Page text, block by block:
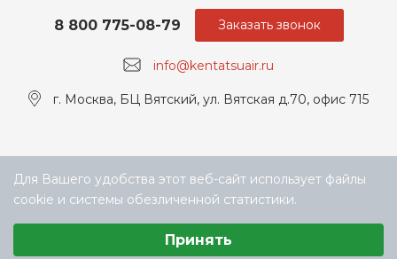
info@kentatsuair.ru
8 800 775-08-79
г. Москва, БЦ Вятский, ул. Вятская д.70, офис 715
Заказать звонок
Для Вашего удобства этот веб-сайт использует файлы
cookie и системы обезличенной статистики.
Принять